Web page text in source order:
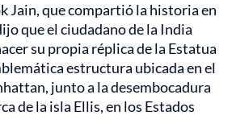
Jain, que compartió la historia en
que el ciudadano de la India
su propia réplica de la Estatua
estructura ubicada en el
junto a la desembocadura
de la isla Ellis, en los Estados